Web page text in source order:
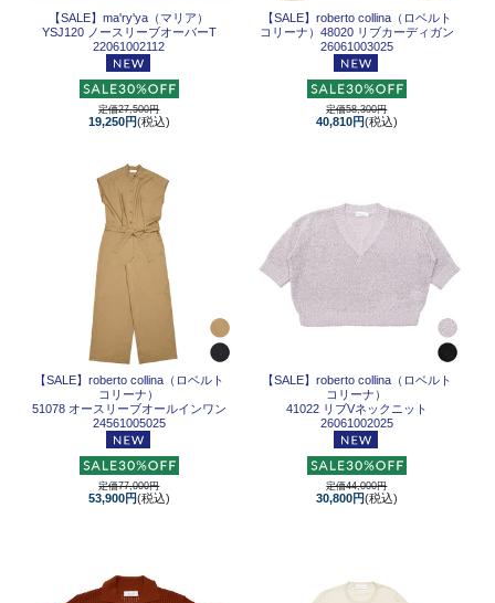
【SALE】ma'ry'ya（マリア）
YSJ120 ノースリーブオーバーT
22061002112
定価27,500円
19,250円(税込)
【SALE】 roberto collina（ロベルト
コリーナ）48020 リブカーディガン
26061003025
定価58,300円
40,810円(税込)
【SALE】 roberto collina（ロベルト
コリーナ）
51078 オースリーブオールインワン
24561005025
定価77,000円
53,900円(税込)
【SALE】 roberto collina（ロベルト
コリーナ）
41022 リブVネックニット
26061002025
定価44,000円
30,800円(税込)